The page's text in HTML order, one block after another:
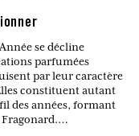
se décline
parfumées
par leur caractère
constituent autant
des années, formant